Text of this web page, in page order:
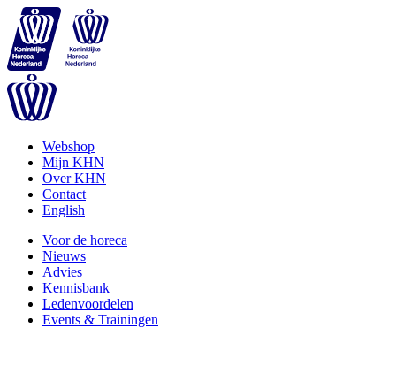
Webshop
Mijn KHN
Over KHN
Contact
English
Voor de horeca
Nieuws
Advies
Kennisbank
Ledenvoordelen
Events & Trainingen